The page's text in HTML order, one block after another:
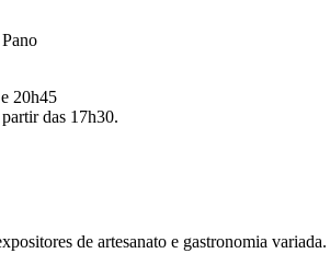
20h45
partir das 17h30.
de artesanato e gastronomia variada.